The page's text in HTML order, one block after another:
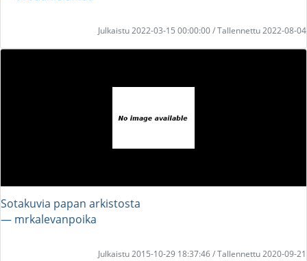
Julkaistu 2022-03-15 00:00:00 / Tallennettu 2022-08-04
Sotakuvia papan arkistosta
― mrkalevanpoika
Julkaistu 2015-10-29 18:37:46 / Tallennettu 2020-09-21